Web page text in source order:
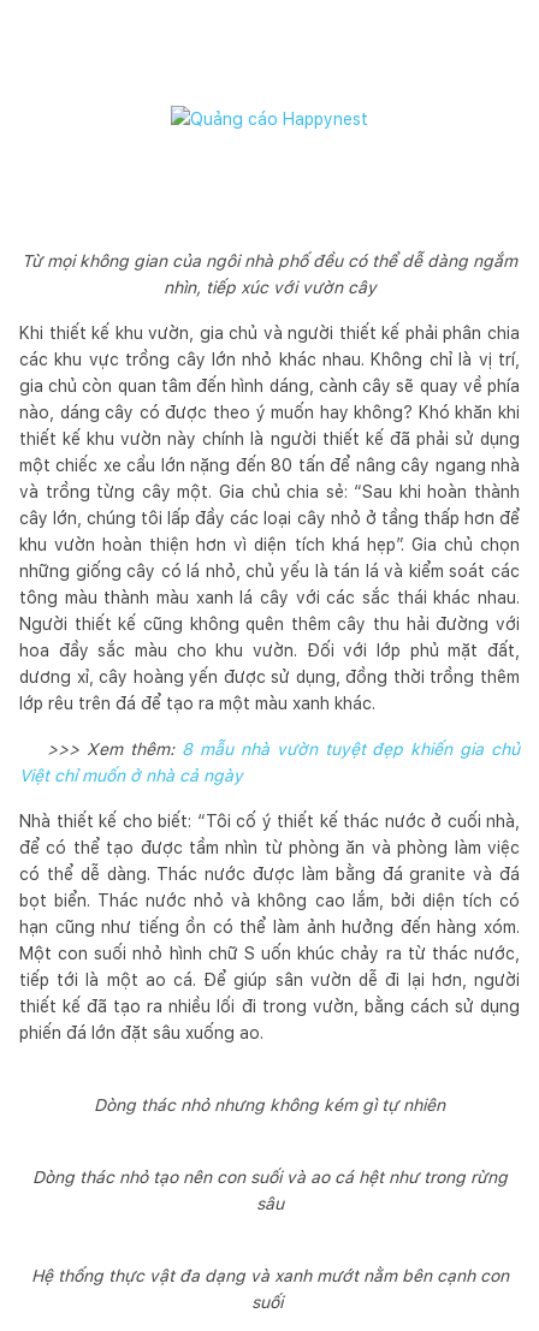
Từ mọi không gian của ngôi nhà phố đều có thể dễ dàng ngắm
nhìn, tiếp xúc với vườn cây
Khi thiết kế khu vườn, gia chủ và người thiết kế phải phân chia
các khu vực trồng cây lớn nhỏ khác nhau. Không chỉ là vị trí,
gia chủ còn quan tâm đến hình dáng, cành cây sẽ quay về phía
nào, dáng cây có được theo ý muốn hay không? Khó khăn khi
thiết kế khu vườn này chính là người thiết kế đã phải sử dụng
một chiếc xe cẩu lớn nặng đến 80 tấn để nâng cây ngang nhà
và trồng từng cây một. Gia chủ chia sẻ: “Sau khi hoàn thành
cây lớn, chúng tôi lấp đầy các loại cây nhỏ ở tầng thấp hơn để
khu vườn hoàn thiện hơn vì diện tích khá hẹp”. Gia chủ chọn
những giống cây có lá nhỏ, chủ yếu là tán lá và kiểm soát các
tông màu thành màu xanh lá cây với các sắc thái khác nhau.
Người thiết kế cũng không quên thêm cây thu hải đường với
hoa đầy sắc màu cho khu vườn. Đối với lớp phủ mặt đất,
dương xỉ, cây hoàng yến được sử dụng, đồng thời trồng thêm
lớp rêu trên đá để tạo ra một màu xanh khác.
>>> Xem thêm: 8 mẫu nhà vườn tuyệt đẹp khiến gia chủ
Việt chỉ muốn ở nhà cả ngày
Nhà thiết kế cho biết: “Tôi cố ý thiết kế thác nước ở cuối nhà,
để có thể tạo được tầm nhìn từ phòng ăn và phòng làm việc
có thể dễ dàng. Thác nước được làm bằng đá granite và đá
bọt biển. Thác nước nhỏ và không cao lắm, bởi diện tích có
hạn cũng như tiếng ồn có thể làm ảnh hưởng đến hàng xóm.
Một con suối nhỏ hình chữ S uốn khúc chảy ra từ thác nước,
tiếp tới là một ao cá. Để giúp sân vườn dễ đi lại hơn, người
thiết kế đã tạo ra nhiều lối đi trong vườn, bằng cách sử dụng
phiến đá lớn đặt sâu xuống ao.
Dòng thác nhỏ nhưng không kém gì tự nhiên
Dòng thác nhỏ tạo nên con suối và ao cá hệt như trong rừng
sâu
Hệ thống thực vật đa dạng và xanh mướt nằm bên cạnh con
suối